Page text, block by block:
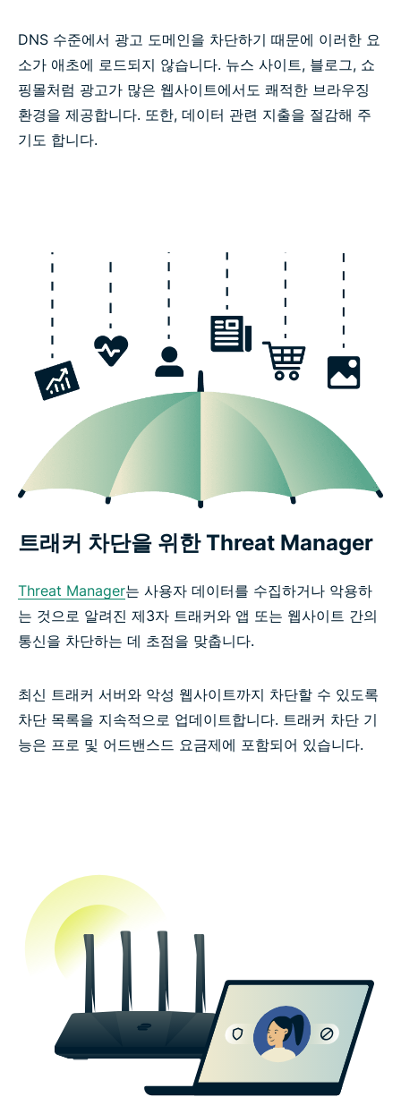
DNS 수준에서 광고 도메인을 차단하기 때문에 이러한 요
소가 애초에 로드되지 않습니다. 뉴스 사이트, 블로그, 쇼
핑몰처럼 광고가 많은 웹사이트에서도 쾌적한 브라우징
환경을 제공합니다. 또한, 데이터 관련 지출을 절감해 주
기도 합니다.
트래커 차단을 위한 Threat Manager
Threat Manager는 사용자 데이터를 수집하거나 악용하
는 것으로 알려진 제3자 트래커와 앱 또는 웹사이트 간의
통신을 차단하는 데 초점을 맞춥니다.
최신 트래커 서버와 악성 웹사이트까지 차단할 수 있도록
차단 목록을 지속적으로 업데이트합니다. 트래커 차단 기
능은 프로 및 어드밴스드 요금제에 포함되어 있습니다.